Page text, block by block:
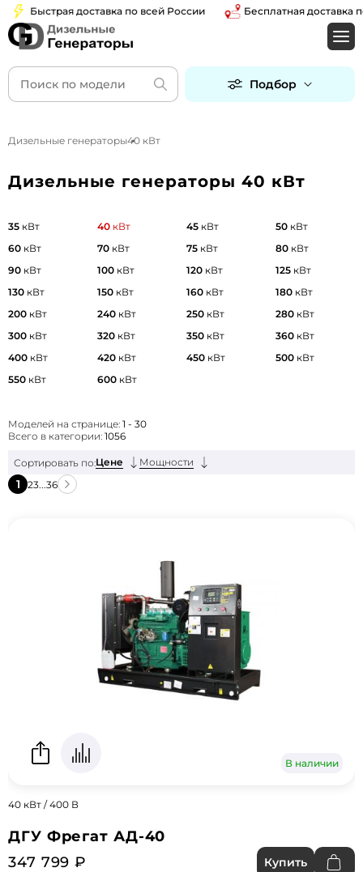
Быстрая доставка по всей России Бесплатная доставка по
Подбор
Дизельные генераторы40 кВт
Дизельные генераторы 40 кВт
35 кВт 40 кВт 45 кВт 50 кВт
60 кВт 70 кВт 75 кВт 80 кВт
90 кВт 100 кВт 120 кВт 125 кВт
130 кВт 150 кВт 160 кВт 180 кВт
200 кВт 240 кВт 250 кВт 280 кВт
300 кВт 320 кВт 350 кВт 360 кВт
400 кВт 420 кВт 450 кВт 500 кВт
550 кВт 600 кВт
Моделей на странице: 1 - 30
Всего в категории: 1056
Сортировать по:Цене Мощности
1 23...36
В наличии
40 кВт / 400 В
ДГУ Фрегат АД-40
347 799 ₽
Купить